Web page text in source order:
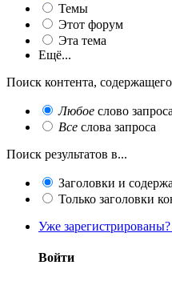
Темы
Этот форум
Эта тема
Ещё...
Поиск контента,
Любое слово запроса
Все слова запроса
Поиск результатов в...
Заголовки и
Только заголовки
Уже
Войти